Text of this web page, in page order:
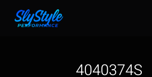
Inhalt
4040374S